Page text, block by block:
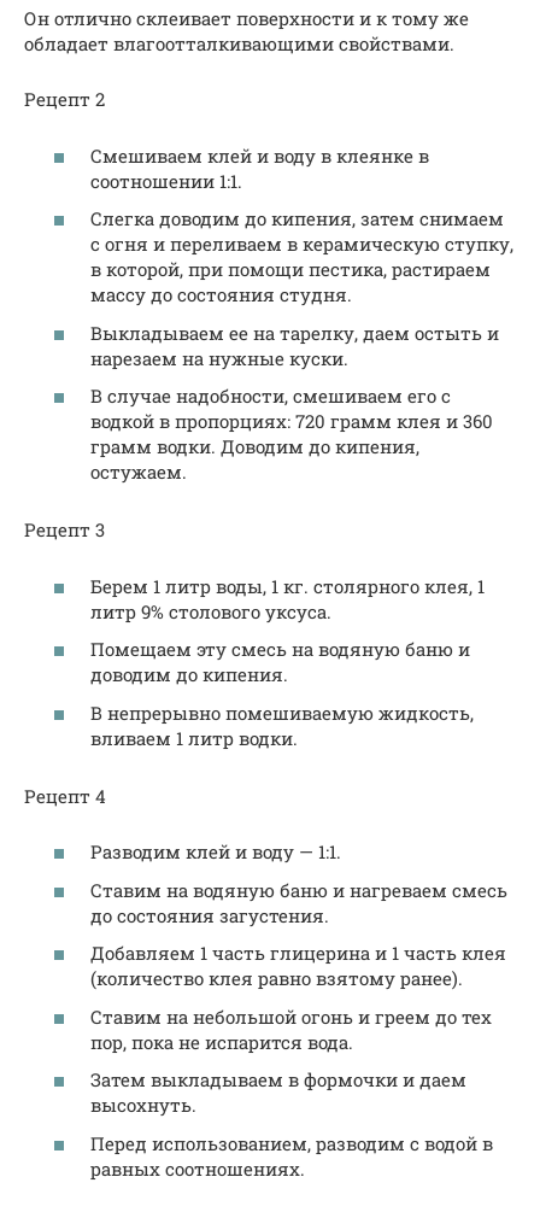
Он отлично склеивает поверхности и к тому же
обладает влагоотталкивающими свойствами.
Рецепт 2
Смешиваем клей и воду в клеянке в
соотношении 1:1.
Слегка доводим до кипения, затем снимаем
с огня и переливаем в керамическую ступку,
в которой, при помощи пестика, растираем
массу до состояния студня.
Выкладываем ее на тарелку, даем остыть и
нарезаем на нужные куски.
В случае надобности, смешиваем его с
водкой в пропорциях: 720 грамм клея и 360
грамм водки. Доводим до кипения,
остужаем.
Рецепт 3
Берем 1 литр воды, 1 кг. столярного клея, 1
литр 9% столового уксуса.
Помещаем эту смесь на водяную баню и
доводим до кипения.
В непрерывно помешиваемую жидкость,
вливаем 1 литр водки.
Рецепт 4
Разводим клей и воду — 1:1.
Ставим на водяную баню и нагреваем смесь
до состояния загустения.
Добавляем 1 часть глицерина и 1 часть клея
(количество клея равно взятому ранее).
Ставим на небольшой огонь и греем до тех
пор, пока не испарится вода.
Затем выкладываем в формочки и даем
высохнуть.
Перед использованием, разводим с водой в
равных соотношениях.